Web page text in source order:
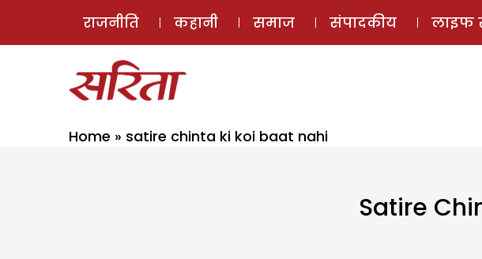
राजनीति कहानी समाज संपादकीय लाइफ
Home » satire chinta ki koi baat nahi
Satire